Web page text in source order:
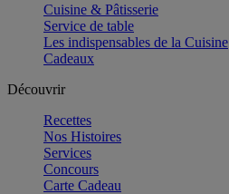
Cuisine & Pâtisserie
Service de table
Les indispensables de la Cuisine
Cadeaux
Découvrir
Recettes
Nos Histoires
Services
Concours
Carte Cadeau